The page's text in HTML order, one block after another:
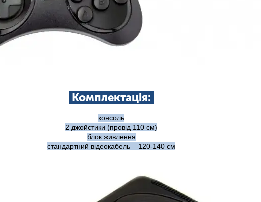
Комплектація:
консоль
2 джойстики (провід 110 см)
блок живлення
стандартний відеокабель – 120-140 см